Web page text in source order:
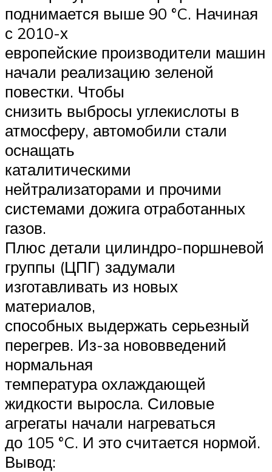
поднимается выше 90 °C. Начиная
с 2010-х
европейские производители машин
начали реализацию зеленой
повестки. Чтобы
снизить выбросы углекислоты в
атмосферу, автомобили стали
оснащать
каталитическими
нейтрализаторами и прочими
системами дожига отработанных
газов.
Плюс детали цилиндро-поршневой
группы (ЦПГ) задумали
изготавливать из новых
материалов,
способных выдержать серьезный
перегрев. Из-за нововведений
нормальная
температура охлаждающей
жидкости выросла. Силовые
агрегаты начали нагреваться
до 105 °C. И это считается нормой.
Вывод: